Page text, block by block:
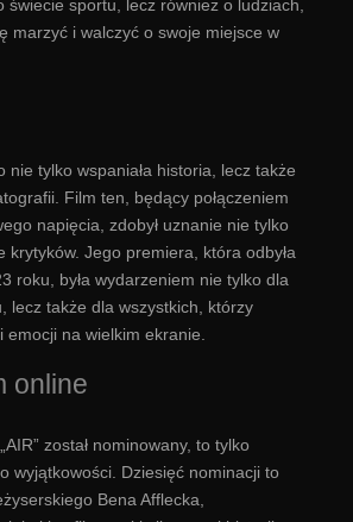
świecie sportu, lecz również o ludziach,
marzyć i walczyć o swoje miejsce w
nie tylko wspaniała historia, lecz także
Film ten, będący połączeniem
napięcia, zdobył uznanie nie tylko
krytyków. Jego premiera, która odbyła
roku, była wydarzeniem nie tylko dla
lecz także dla wszystkich, którzy
emocji na wielkim ekranie.
online
został nominowany, to tylko
wyjątkowości. Dziesięć nominacji to
Bena Afflecka,